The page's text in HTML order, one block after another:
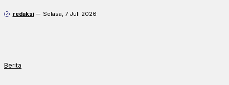
redaksi Selasa, 7 Juli 2026
Berita